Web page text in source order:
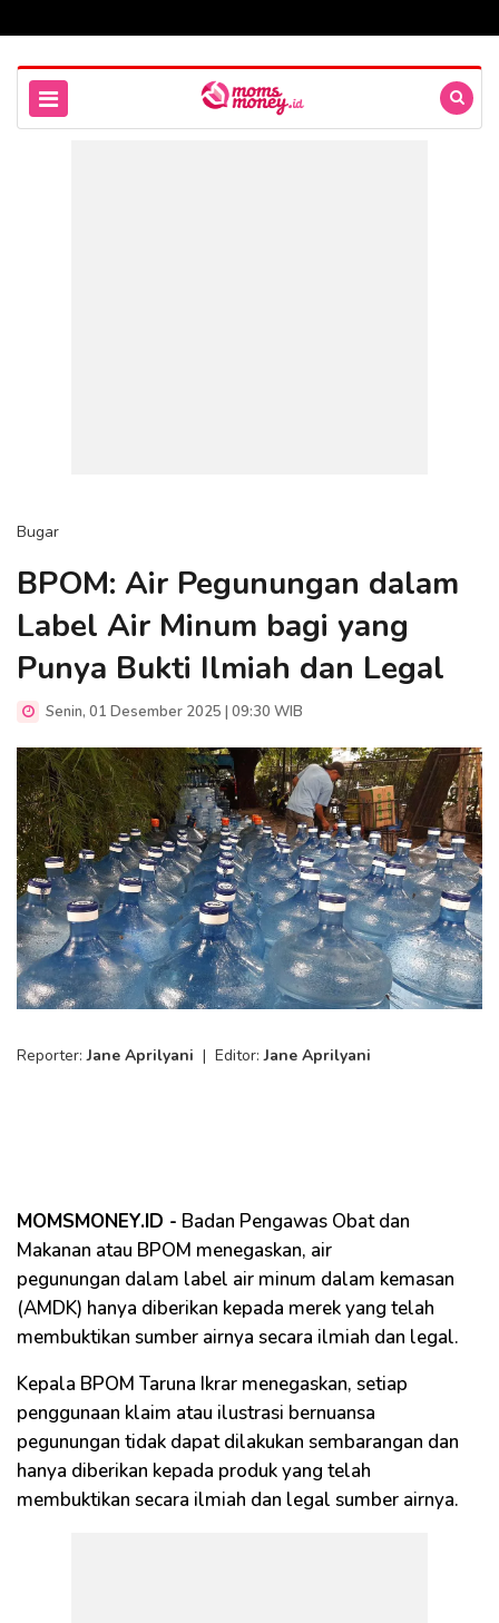
Bugar
BPOM: Air Pegunungan dalam
Label Air Minum bagi yang
Punya Bukti Ilmiah dan Legal
Senin, 01 Desember 2025 | 09:30 WIB
Reporter:Jane Aprilyani | Editor:Jane Aprilyani
MOMSMONEY.ID - Badan Pengawas Obat dan
Makanan atau BPOM menegaskan, air
pegunungan dalam label air minum dalam kemasan
(AMDK) hanya diberikan kepada merek yang telah
membuktikan sumber airnya secara ilmiah dan legal.
Kepala BPOM Taruna Ikrar menegaskan, setiap
penggunaan klaim atau ilustrasi bernuansa
pegunungan tidak dapat dilakukan sembarangan dan
hanya diberikan kepada produk yang telah
membuktikan secara ilmiah dan legal sumber airnya.